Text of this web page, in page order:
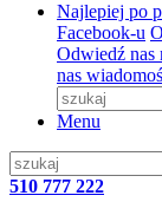
Najlepiej po
Facebook-u
Odwiedź nas
nas
Menu
510 777 222